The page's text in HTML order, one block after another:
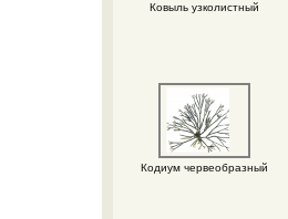
Ковыль узколистный
Кодиум червеобразный